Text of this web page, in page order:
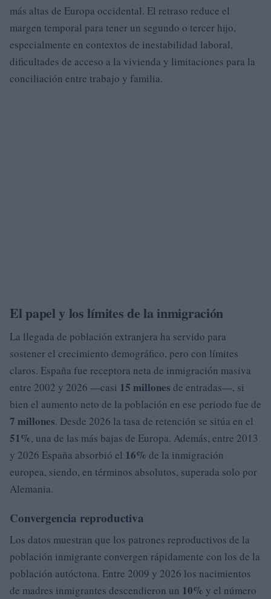
más altas de Europa occidental. El retraso reduce el
margen temporal para tener un segundo o tercer hijo,
especialmente en contextos de inestabilidad laboral,
dificultades de acceso a la vivienda y limitaciones para la
conciliación entre trabajo y familia.
El papel y los límites de la inmigración
La llegada de población extranjera ha servido para
sostener el crecimiento demográfico, pero con límites
claros. España fue receptora neta de inmigración masiva
entre 2002 y 2026 —casi 15 millones de entradas—, si
bien el aumento neto de la población en ese periodo fue de
7 millones. Desde 2026 la tasa de retención se sitúa en el
51%, una de las más bajas de Europa. Además, entre 2013
y 2026 España absorbió el 16% de la inmigración
europea, siendo, en términos absolutos, superada solo por
Alemania.
Convergencia reproductiva
Los datos muestran que los patrones reproductivos de la
población inmigrante convergen rápidamente con los de la
población autóctona. Entre 2009 y 2026 los nacimientos
de madres inmigrantes descendieron un 10% y el número